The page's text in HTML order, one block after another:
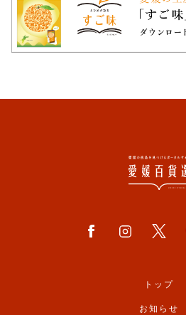
トップ
お知らせ